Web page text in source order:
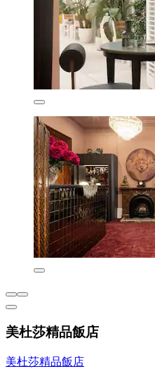
美杜莎精品飯店
美杜莎精品飯店